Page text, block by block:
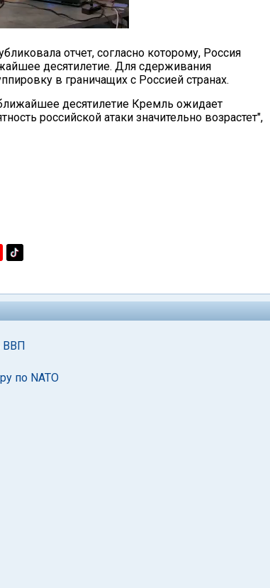
отчет, согласно которому, Россия
десятилетие. Для сдерживания
в граничащих с Россией странах.
десятилетие Кремль ожидает
российской атаки значительно возрастет",
ВВП
по NATO